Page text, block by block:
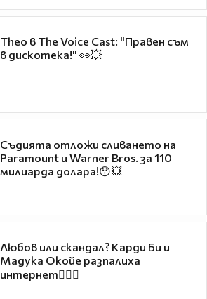
Theo в The Voice Cast: "Правен съм
в дискотека!" 👀💥
Съдията отложи сливането на
Paramount и Warner Bros. за 110
милиарда долара!😯💥
Любов или скандал? Карди Би и
Мадука Окойе разпалиха
интернет❤️‍🔥🔥